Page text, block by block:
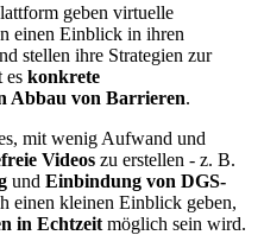
geben virtuelle
einen Einblick in ihren
stellen ihre Strategien zur
es konkrete
Abbau von Barrieren.
mit wenig Aufwand und
Videos zu erstellen - z. B.
und Einbindung von DGS-
einen kleinen Einblick geben,
in Echtzeit möglich sein wird.